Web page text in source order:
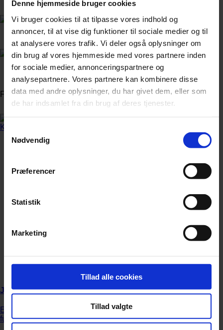
Denne hjemmeside bruger cookies
Vi bruger cookies til at tilpasse vores indhold og
annoncer, til at vise dig funktioner til sociale medier og til
at analysere vores trafik. Vi deler også oplysninger om
din brug af vores hjemmeside med vores partnere inden
for sociale medier, annonceringspartnere og
analysepartnere. Vores partnere kan kombinere disse
data med andre oplysninger, du har givet dem, eller som
de har indsamlet fra din brug af deres tjenester.
Samtykkevalg
Nødvendig
Præferencer
Statistik
Marketing
Tillad alle cookies
Tillad valgte
Annonce
Annonce
FLERE NYHEDER
Jonas Kaufmann advarer fans mod biografi
En nyudgivet biografi om den tyske tenor Jonas Kaufmann er
fup og fidus.